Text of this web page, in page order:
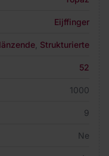
Eijffinger
Strukturierte
52
1000
9
Ne